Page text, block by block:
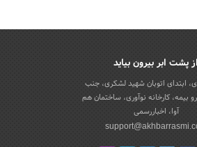
از پشت ابر بیرون بیاید
ابتدای اتوبان شهید لشکری، جنب
بیمه، کارخانه نوآوری، ساختمان هم
آوا، اخباررسمی